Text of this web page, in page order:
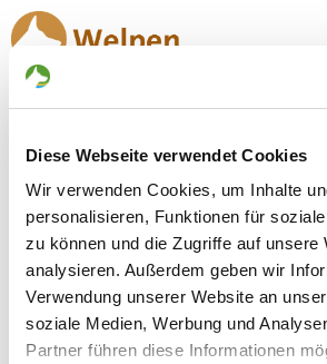
Diese Webseite verwendet Cookies
Wir verwenden Cookies, um Inhalte
personalisieren, Funktionen für
zu können und die Zugriffe auf unsere
analysieren. Außerdem geben wir
Verwendung unserer Website an
soziale Medien, Werbung und
Partner führen diese Informationen
Zuchtstätte:
von der Lars-
Gründungsdatum: 30.03.2004
Eleveur